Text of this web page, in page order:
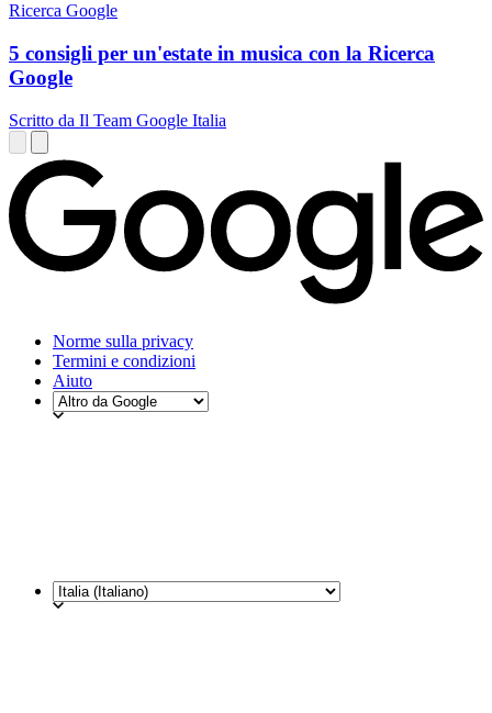
Ricerca Google
5 consigli per un'estate in musica con la Ricerca
Google
Scritto da Il Team Google Italia
Norme sulla privacy
Termini e condizioni
Aiuto